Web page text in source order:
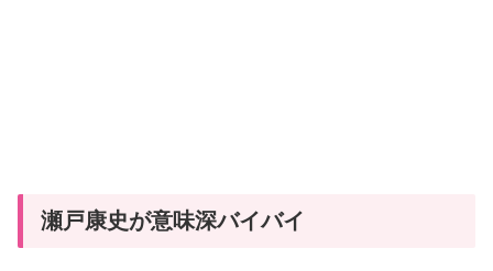
瀬戸康史が意味深バイバイ